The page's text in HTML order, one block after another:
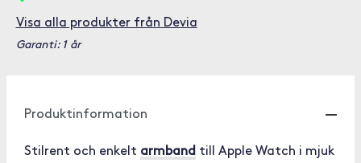
Visa alla produkter från Devia
Garanti: 1 år
Produktinformation
Stilrent och enkelt armband till Apple Watch i mjuk